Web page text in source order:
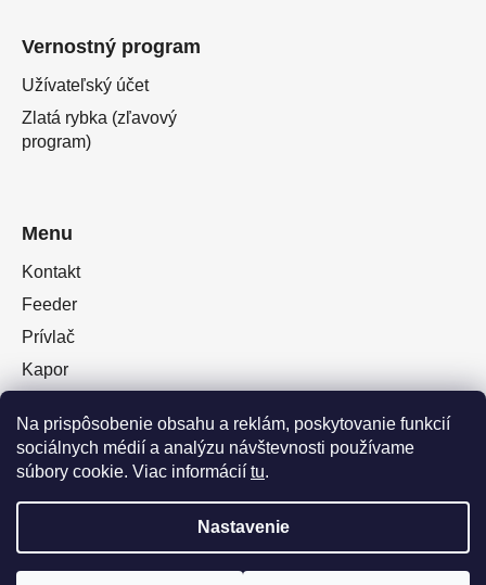
Na prispôsobenie obsahu a reklám, poskytovanie funkcií
sociálnych médií a analýzu návštevnosti používame
súbory cookie. Viac informácií tu.
Nastavenie
Vernostný program
Užívateľský účet
Zlatá rybka (zľavový
program)
Menu
Kontakt
Feeder
Prívlač
Kapor
Plávaná
Muškárina
Vytvoril Shoptet Premium a Adatelier